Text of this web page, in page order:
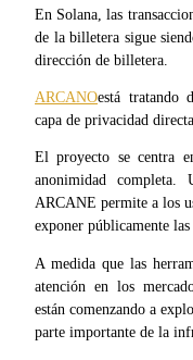
Futuros COIN-M
Futuros de
TradFi
Derivados de
primas
En Solana, las
de la billetera sigue
dirección de billetera.
ARCANOestá tratando
capa de privacidad
El proyecto se centra
anonimidad completa.
ARCANE permite a los
exponer públicamente
A medida que las
atención en los
están comenzando a
parte importante de la